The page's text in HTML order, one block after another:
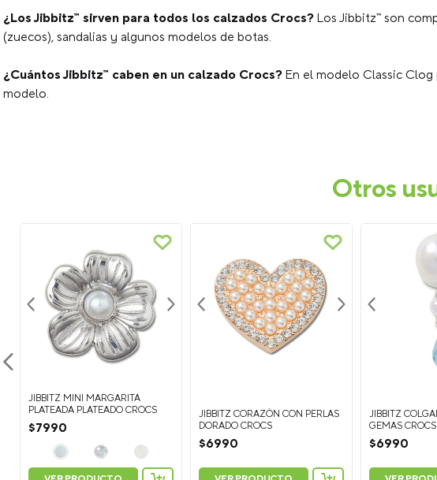
¿Los Jibbitz™ sirven para todos los calzados Crocs? Los Jibbitz™ son
(zuecos), sandalias y algunos modelos de botas.
¿Cuántos Jibbitz™ caben en un calzado Crocs? En el modelo Classic
modelo.
Otros
JIBBITZ MINI MARGARITA
PLATEADA PLATEADO CROCS
$7990
JIBBITZ CORAZÓN CON PERLAS
DORADO CROCS
$6990
JIBBITZ
GEMAS CROCS
$6990